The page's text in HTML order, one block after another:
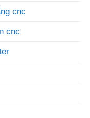
cnc
cnc